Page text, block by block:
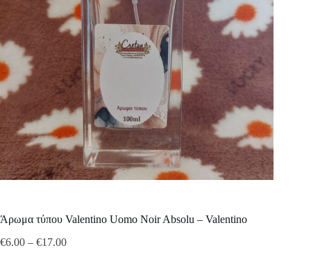
Άρωμα τύπου Valentino Uomo Noir Absolu – Valentino
€6.00 – €17.00Price